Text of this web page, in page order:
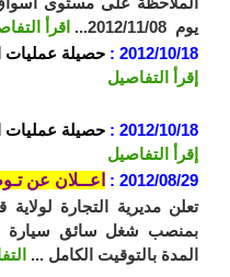
يوم 2012/11/08...
اقرأ
2012/10/18 :
حصيلة عمليات
إقرأ التفاصيل
2012/10/18 :
حصيلة عمليات
إقرأ التفاصيل
2012/08/29 :
اعــلان عن
تعلن مديرية التجارة
بمنصب شغل سائق سيارة
المدة بالتوقيت الكامل ...